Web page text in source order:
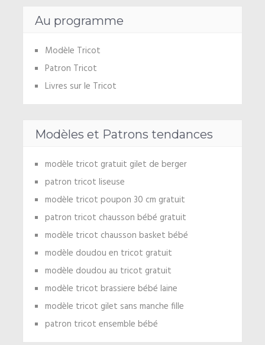
Au programme
Modèle Tricot
Patron Tricot
Livres sur le Tricot
Modèles et Patrons tendances
modèle tricot gratuit gilet de berger
patron tricot liseuse
modèle tricot poupon 30 cm gratuit
patron tricot chausson bébé gratuit
modèle tricot chausson basket bébé
modèle doudou en tricot gratuit
modèle doudou au tricot gratuit
modèle tricot brassiere bébé laine
modèle tricot gilet sans manche fille
patron tricot ensemble bébé